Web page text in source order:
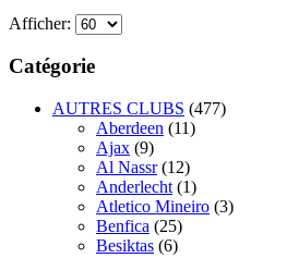
Afficher:
Catégorie
AUTRES CLUBS (477)
Aberdeen (11)
Ajax (9)
Al Nassr (12)
Anderlecht (1)
Atletico Mineiro (3)
Benfica (25)
Besiktas (6)